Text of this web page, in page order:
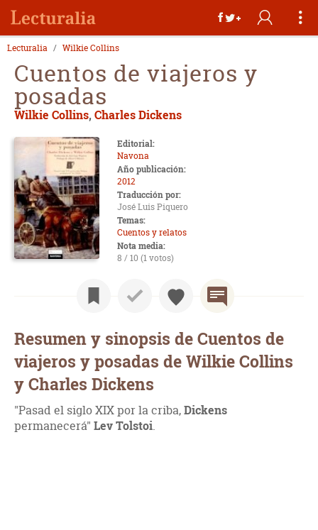
Lecturalia Wilkie Collins
Cuentos de viajeros y
posadas
Wilkie Collins, Charles Dickens
Editorial:
Navona
Año publicación:
2012
Traducción por:
José Luis Piquero
Temas:
Cuentos y relatos
Nota media:
8 / 10 (1 votos)
Resumen y sinopsis de Cuentos de
viajeros y posadas de Wilkie Collins
y Charles Dickens
"Pasad el siglo XIX por la criba,Dickens
permanecerá" Lev Tolstoi.